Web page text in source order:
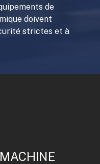
de
doivent
strictes et à